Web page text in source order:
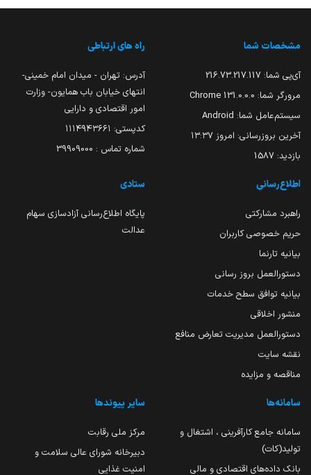
مشخصات شما
آی‌پی شما: 216.73.217.117
مرورگر شما: 131.0.0.0 Chrome
سیستم‌عامل شما: Android
آخرین بروزرسانی: امروز ۱۳:۳۷
بازدید: 1587
راه های ارتباطی
آدرس: تهران - میدان امام خمینی-
انتهای خیابان باب همایون- وزارت
امور اقتصادی و دارایی
کدپستی: ۱۱۱۴۹۴۳۶۶۱
شماره تماس : 39909000
اطلاع‌رسانی
راهبرد مشارکتی
حریم خصوصی کاربران
بیانیه تارنما
دستورالعمل بروز رسانی
بیانیه توافق سطح خدمات
منشور اخلاقی
دستورالعمل مدیریت تعارض منافع
نقشه سایت
مناقصه و مزایده
ستادی
پایگاه اطلاع‌رسانی آزادسازی سهام
عدالت
سامانه‌ها
سامانه جامع کارآفرینی ، اشتغال و
تولید(کات)
بانک داده‌های اقتصادی و مالی
سایر پیوندها
مرکز ملی رقابت
دبیرخانه شورای عالی سلامت و
امنیت غذایی